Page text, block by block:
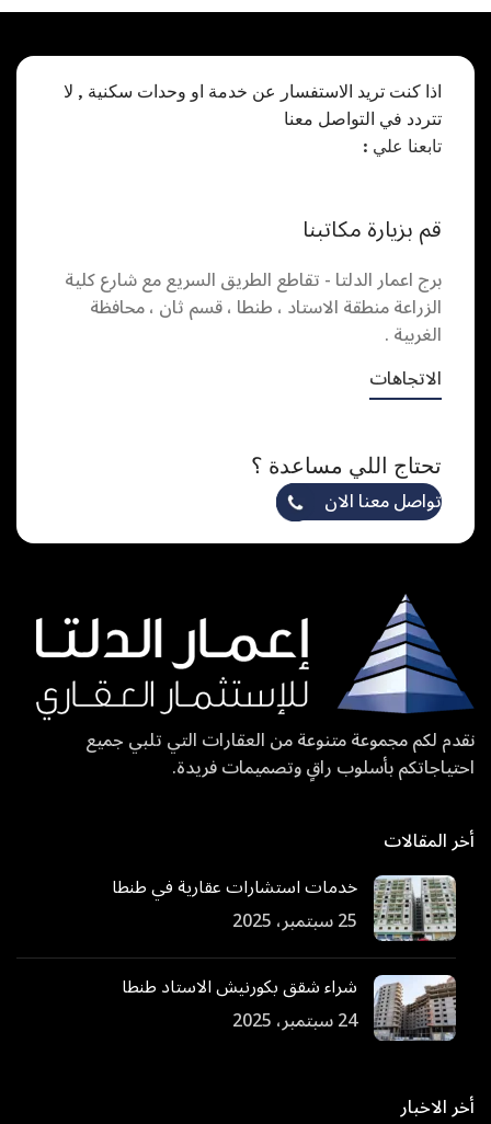
اذا كنت تريد الاستفسار عن خدمة او وحدات سكنية , لا
تتردد في التواصل معنا
تابعنا علي :
قم بزيارة مكاتبنا
برج اعمار الدلتا - تقاطع الطريق السريع مع شارع كلية
الزراعة منطقة الاستاد ، طنطا ، قسم ثان ، محافظة
الغربية .
الاتجاهات
تحتاج اللي مساعدة ؟
تواصل معنا الان
نقدم لكم مجموعة متنوعة من العقارات التي تلبي جميع
احتياجاتكم بأسلوب راقٍ وتصميمات فريدة.
أخر المقالات
خدمات استشارات عقارية في طنطا
25 سبتمبر، 2025
شراء شقق بكورنيش الاستاد طنطا
24 سبتمبر، 2025
أخر الاخبار